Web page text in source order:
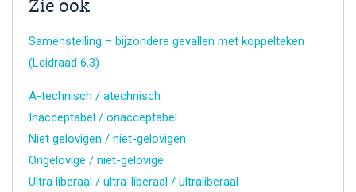
Zie ook
Samenstelling – bijzondere gevallen met koppelteken
(Leidraad 6.3)
A-technisch / atechnisch
Inacceptabel / onacceptabel
Niet gelovigen / niet-gelovigen
Ongelovige / niet-gelovige
Ultra liberaal / ultra-liberaal / ultraliberaal